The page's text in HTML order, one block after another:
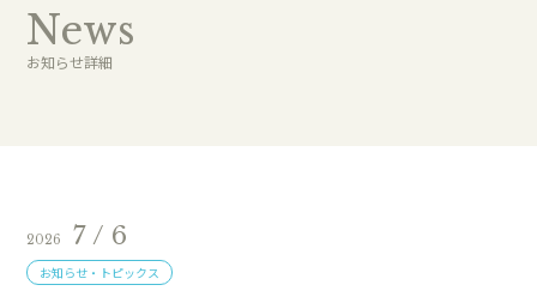
News
お知らせ詳細
2026 7 / 6
お知らせ・トピックス